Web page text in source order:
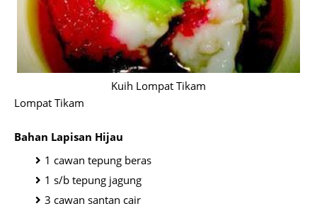
Kuih Lompat Tikam
Lompat Tikam
Bahan Lapisan Hijau
1 cawan tepung beras
1 s/b tepung jagung
3 cawan santan cair